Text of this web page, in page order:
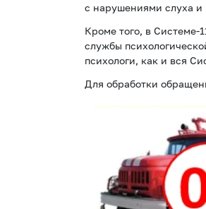
с нарушениями слуха
Кроме того, в Системе-
службы
психологи, как и вся
Для обработки